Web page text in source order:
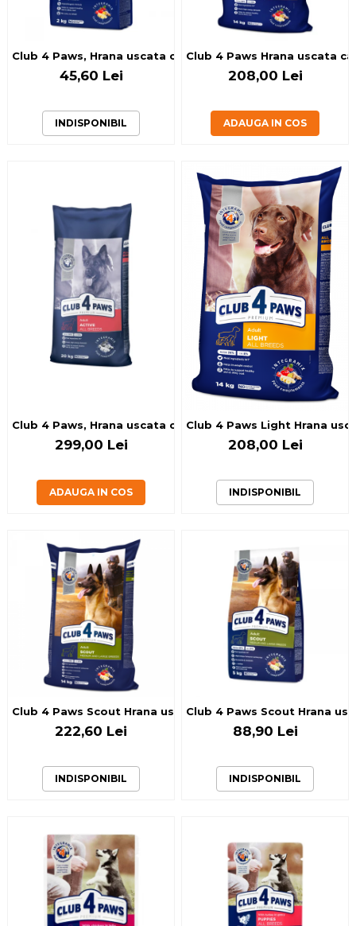
Club 4 Paws, Hrana uscata caini adulti de talie medie, miel
45,60 Lei
INDISPONIBIL
Club 4 Paws Hrana uscata
208,00 Lei
ADAUGA IN COS
Club 4 Paws, Hrana uscata caini activi, 20kg
299,00 Lei
ADAUGA IN COS
Club 4 Paws Light Hrana
208,00 Lei
INDISPONIBIL
Club 4 Paws Scout Hrana uscata caini super activi, 14kg
222,60 Lei
INDISPONIBIL
Club 4 Paws Scout Hrana
88,90 Lei
INDISPONIBIL